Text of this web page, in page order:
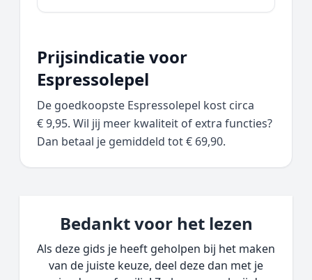
Prijsindicatie voor
Espressolepel
De goedkoopste Espressolepel kost circa
€ 9,95. Wil jij meer kwaliteit of extra functies?
Dan betaal je gemiddeld tot € 69,90.
Bedankt voor het lezen
Als deze gids je heeft geholpen bij het maken
van de juiste keuze, deel deze dan met je